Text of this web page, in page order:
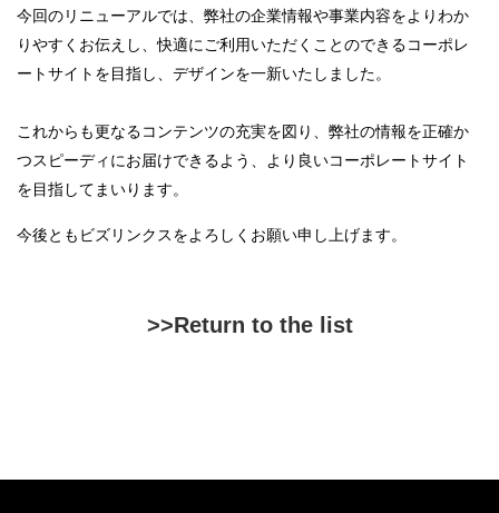
今回のリニューアルでは、弊社の企業情報や事業内容をよりわか
りやすくお伝えし、快適にご利用いただくことのできるコーポレ
ートサイトを目指し、デザインを一新いたしました。
これからも更なるコンテンツの充実を図り、弊社の情報を正確か
つスピーディにお届けできるよう、より良いコーポレートサイト
を目指してまいります。
今後ともビズリンクスをよろしくお願い申し上げます。
>>Return to the list